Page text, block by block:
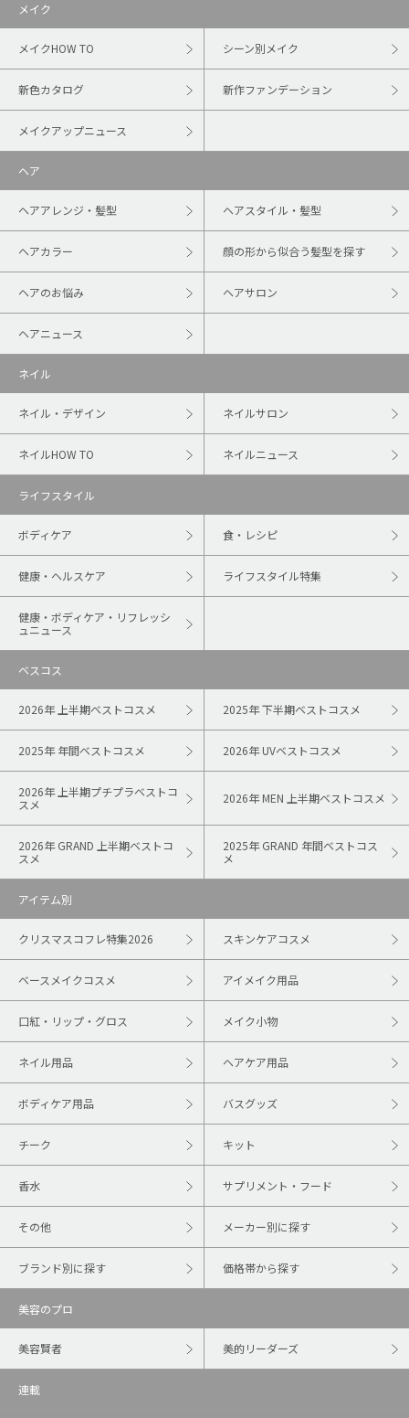
メイク
メイクHOW TO シーン別メイク
新色カタログ 新作ファンデーション
メイクアップニュース
ヘア
ヘアアレンジ・髪型 ヘアスタイル・髪型
ヘアカラー 顔の形から似合う髪型を探す
ヘアのお悩み ヘアサロン
ヘアニュース
ネイル
ネイル・デザイン ネイルサロン
ネイルHOW TO ネイルニュース
ライフスタイル
ボディケア 食・レシピ
健康・ヘルスケア ライフスタイル特集
健康・ボディケア・リフレッシ
ュニュース
ベスコス
2026年 上半期ベストコスメ 2025年 下半期ベストコスメ
2025年 年間ベストコスメ 2026年 UVベストコスメ
2026年 上半期プチプラベストコ
スメ
2026年 MEN 上半期ベストコスメ
2026年 GRAND 上半期ベストコ
スメ
2025年 GRAND 年間ベストコス
メ
アイテム別
クリスマスコフレ特集2026 スキンケアコスメ
ベースメイクコスメ アイメイク用品
口紅・リップ・グロス メイク小物
ネイル用品 ヘアケア用品
ボディケア用品 バスグッズ
チーク キット
香水 サプリメント・フード
その他 メーカー別に探す
ブランド別に探す 価格帯から探す
美容のプロ
美容賢者 美的リーダーズ
連載